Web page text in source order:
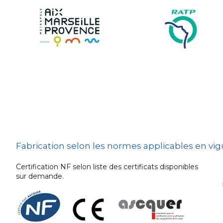
Urban
embarquée
Fabrication selon les normes applicables en
Certification NF selon liste des certificats disponibles
sur demande.